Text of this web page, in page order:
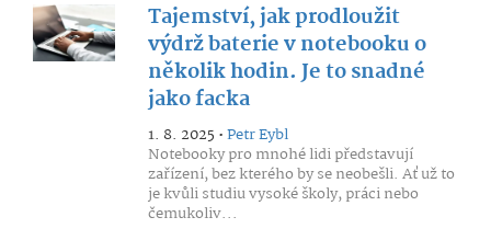
Tajemství, jak prodloužit
výdrž baterie v notebooku o
několik hodin. Je to snadné
jako facka
1. 8. 2025 •Petr Eybl
Notebooky pro mnohé lidi představují
zařízení, bez kterého by se neobešli. Ať už to
je kvůli studiu vysoké školy, práci nebo
čemukoliv...